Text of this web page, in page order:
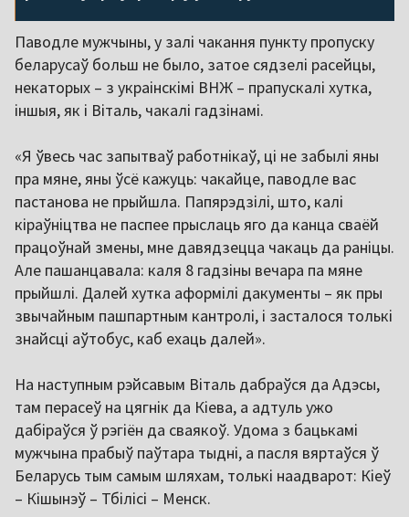
Паводле мужчыны, у залі чакання пункту пропуску
беларусаў больш не было, затое сядзелі расейцы,
некаторых – з украінскімі ВНЖ – прапускалі хутка,
іншыя, як і Віталь, чакалі гадзінамі.
«Я ўвесь час запытваў работнікаў, ці не забылі яны
пра мяне, яны ўсё кажуць: чакайце, паводле вас
пастанова не прыйшла. Папярэдзілі, што, калі
кіраўніцтва не паспее прыслаць яго да канца сваёй
працоўнай змены, мне давядзецца чакаць да раніцы.
Але пашанцавала: каля 8 гадзіны вечара па мяне
прыйшлі. Далей хутка аформілі дакументы – як пры
звычайным пашпартным кантролі, і засталося толькі
знайсці аўтобус, каб ехаць далей».
На наступным рэйсавым Віталь дабраўся да Адэсы,
там перасеў на цягнік да Кіева, а адтуль ужо
дабіраўся ў рэгіён да сваякоў. Удома з бацькамі
мужчына прабыў паўтара тыдні, а пасля вяртаўся ў
Беларусь тым самым шляхам, толькі наадварот: Кіеў
– Кішынэў – Тбілісі – Менск.